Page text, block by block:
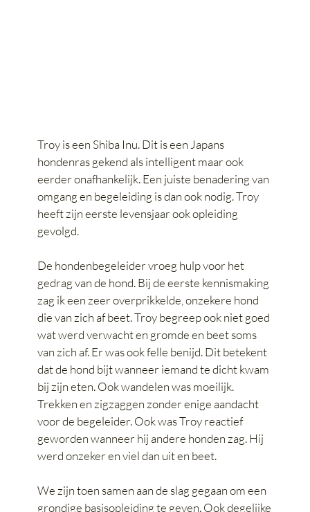
Troy is een Shiba Inu. Dit is een Japans
hondenras gekend als intelligent maar ook
eerder onafhankelijk. Een juiste benadering van
omgang en begeleiding is dan ook nodig. Troy
heeft zijn eerste levensjaar ook opleiding
gevolgd.
De hondenbegeleider vroeg hulp voor het
gedrag van de hond. Bij de eerste kennismaking
zag ik een zeer overprikkelde, onzekere hond
die van zich af beet. Troy begreep ook niet goed
wat werd verwacht en gromde en beet soms
van zich af. Er was ook felle benijd. Dit betekent
dat de hond bijt wanneer iemand te dicht kwam
bij zijn eten. Ook wandelen was moeilijk.
Trekken en zigzaggen zonder enige aandacht
voor de begeleider. Ook was Troy reactief
geworden wanneer hij andere honden zag. Hij
werd onzeker en viel dan uit en beet.
We zijn toen samen aan de slag gegaan om een
grondige basisopleiding te geven. Ook degelijke